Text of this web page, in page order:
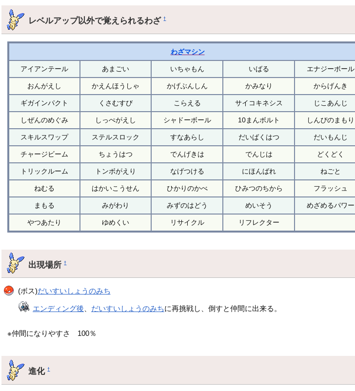
レベルアップ以外で覚えられるわざ†
わざマシン
アイアンテール あまごい いちゃもん いばる エナジーボール
おんがえし かえんほうしゃ かげぶんしん かみなり からげんき
ギガインパクト くさむすび こらえる サイコキネシス じこあんじ
しぜんのめぐみ しっぺがえし シャドーボール 10まんボルト しんぴのまもり
スキルスワップ ステルスロック すなあらし だいばくはつ だいもんじ
チャージビーム ちょうはつ でんげきは でんじは どくどく
トリックルーム トンボがえり なげつける にほんばれ ねごと
ねむる はかいこうせん ひかりのかべ ひみつのちから フラッシュ
まもる みがわり みずのはどう めいそう めざめるパワー
やつあたり ゆめくい リサイクル リフレクター
出現場所†
(ボス)だいすいしょうのみち
エンディング後 だいすいしょうのみちに再挑戦し、倒すと仲間に出来る。
※仲間になりやすさ 100％
進化†